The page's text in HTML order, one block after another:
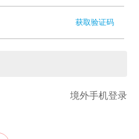
获取验证码
境外手机登录